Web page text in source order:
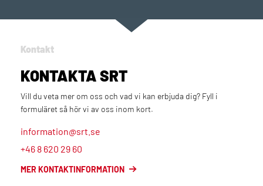
Kontakt
KONTAKTA SRT
Vill du veta mer om oss och vad vi kan erbjuda dig? Fyll i
formuläret så hör vi av oss inom kort.
information@srt.se
+46 8 620 29 60
MER KONTAKTINFORMATION